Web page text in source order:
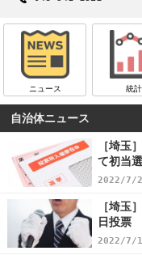
ニュース 統計
自治体ニュース
［埼玉
て初当選
2022/7/
［埼玉
日投票
2022/7/